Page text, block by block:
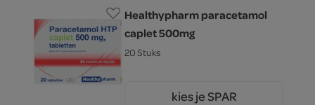
Healthypharm paracetamol
caplet 500mg
20 Stuks
kies je SPAR